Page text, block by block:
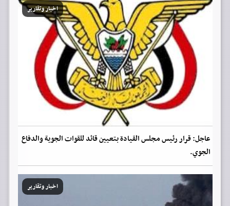
اخبار وتقارير
عاجل: قرار رئيس مجلس القيادة بتعيين قائد للقوات الجوية والدفاع
الجوي.
اخبار وتقارير